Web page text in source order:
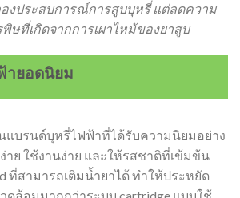
งประสบการณ์การสูบบุหรี่ แต่ลดความ
พิษที่เกิดจากการเผาไหม้ของยาสูบ
ายอดนิยม
แบรนด์บุหรี่ไฟฟ้าที่ได้รับความนิยมอย่าง
าย ใช้งานง่าย และให้รสชาติที่เข้มข้น
ที่สามารถเติมน้ำยาได้ ทำให้ประหยัด